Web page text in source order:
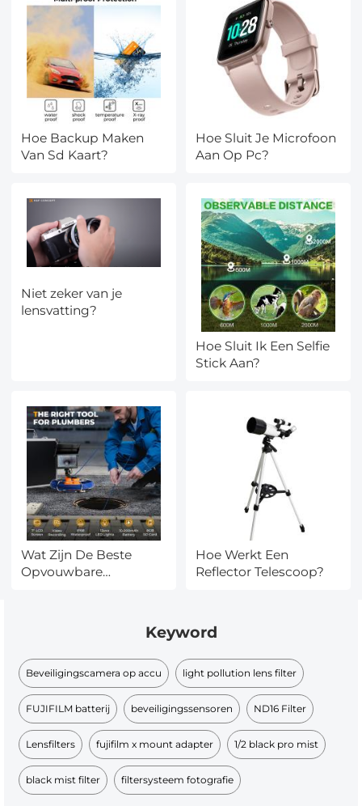
Hoe Backup Maken
Van Sd Kaart?
Hoe Sluit Je Microfoon
Aan Op Pc?
Niet zeker van je
lensvatting?
Hoe Sluit Ik Een Selfie
Stick Aan?
Wat Zijn De Beste
Opvouwbare
Hoe Werkt Een
Reflector Telescoop?
Keyword
Beveiligingscamera op accu light pollution lens filter​
FUJIFILM batterij beveiligingssensoren ND16 Filter
Lensfilters fujifilm x mount adapter 1/2 black pro mist
black mist filter filtersysteem fotografie